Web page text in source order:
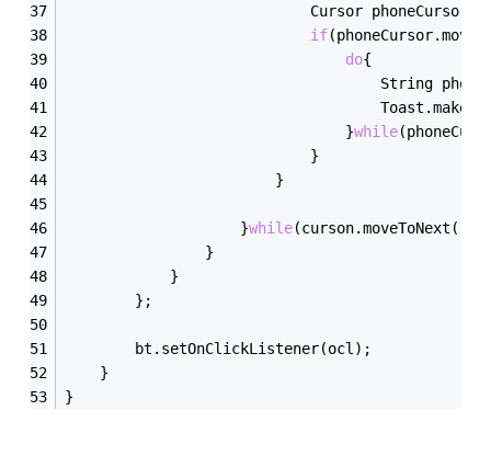
Cursor
if
do{
								}
while
							}
						}
					}
while(curson.moveToNext());
				}
			}
		};
		bt.setOnClickListener(ocl);
    }
}